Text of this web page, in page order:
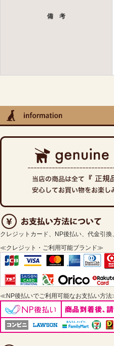
備 考
クレジットカード、NP後払い、代金引
≪クレジット・ご利用可能ブランド≫
≪NP後払いでご利用可能なお支払い方